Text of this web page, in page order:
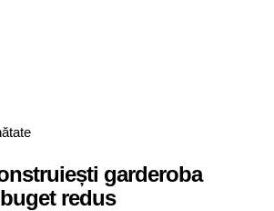
garderoba
redus